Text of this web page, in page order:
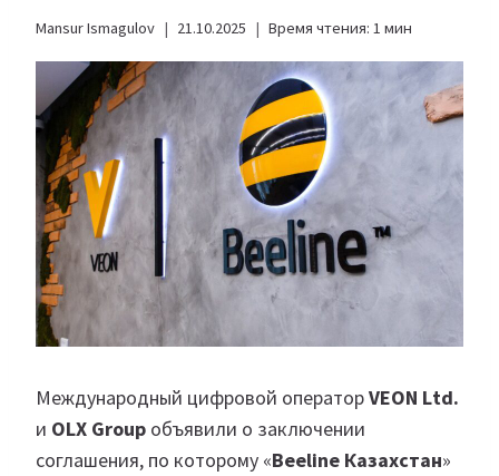
Mansur Ismagulov 21.10.2025 Время чтения: 1 мин
Международный цифровой операторVEON Ltd.
и OLX Group объявили о заключении
соглашения, по которому «Beeline Казахстан»